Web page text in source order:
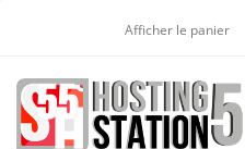
Afficher le panier